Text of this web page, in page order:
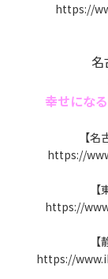
https://
幸せにな
【
https://
https://
https://